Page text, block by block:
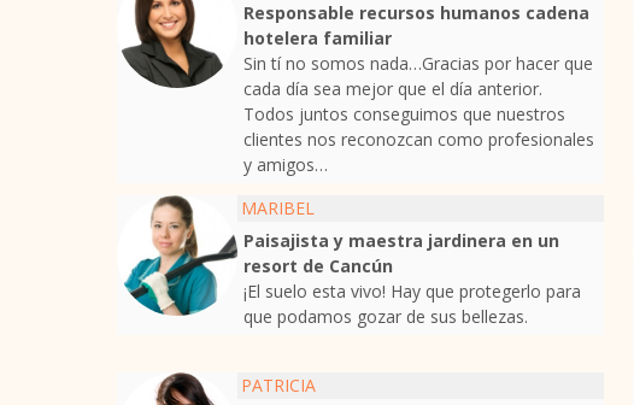
Responsable recursos humanos cadena
hotelera familiar
Sin tí no somos nada…Gracias por hacer que
cada día sea mejor que el día anterior.
Todos juntos conseguimos que nuestros
clientes nos reconozcan como profesionales
y amigos…
MARIBEL
Paisajista y maestra jardinera en un
resort de Cancún
¡El suelo esta vivo! Hay que protegerlo para
que podamos gozar de sus bellezas.
PATRICIA